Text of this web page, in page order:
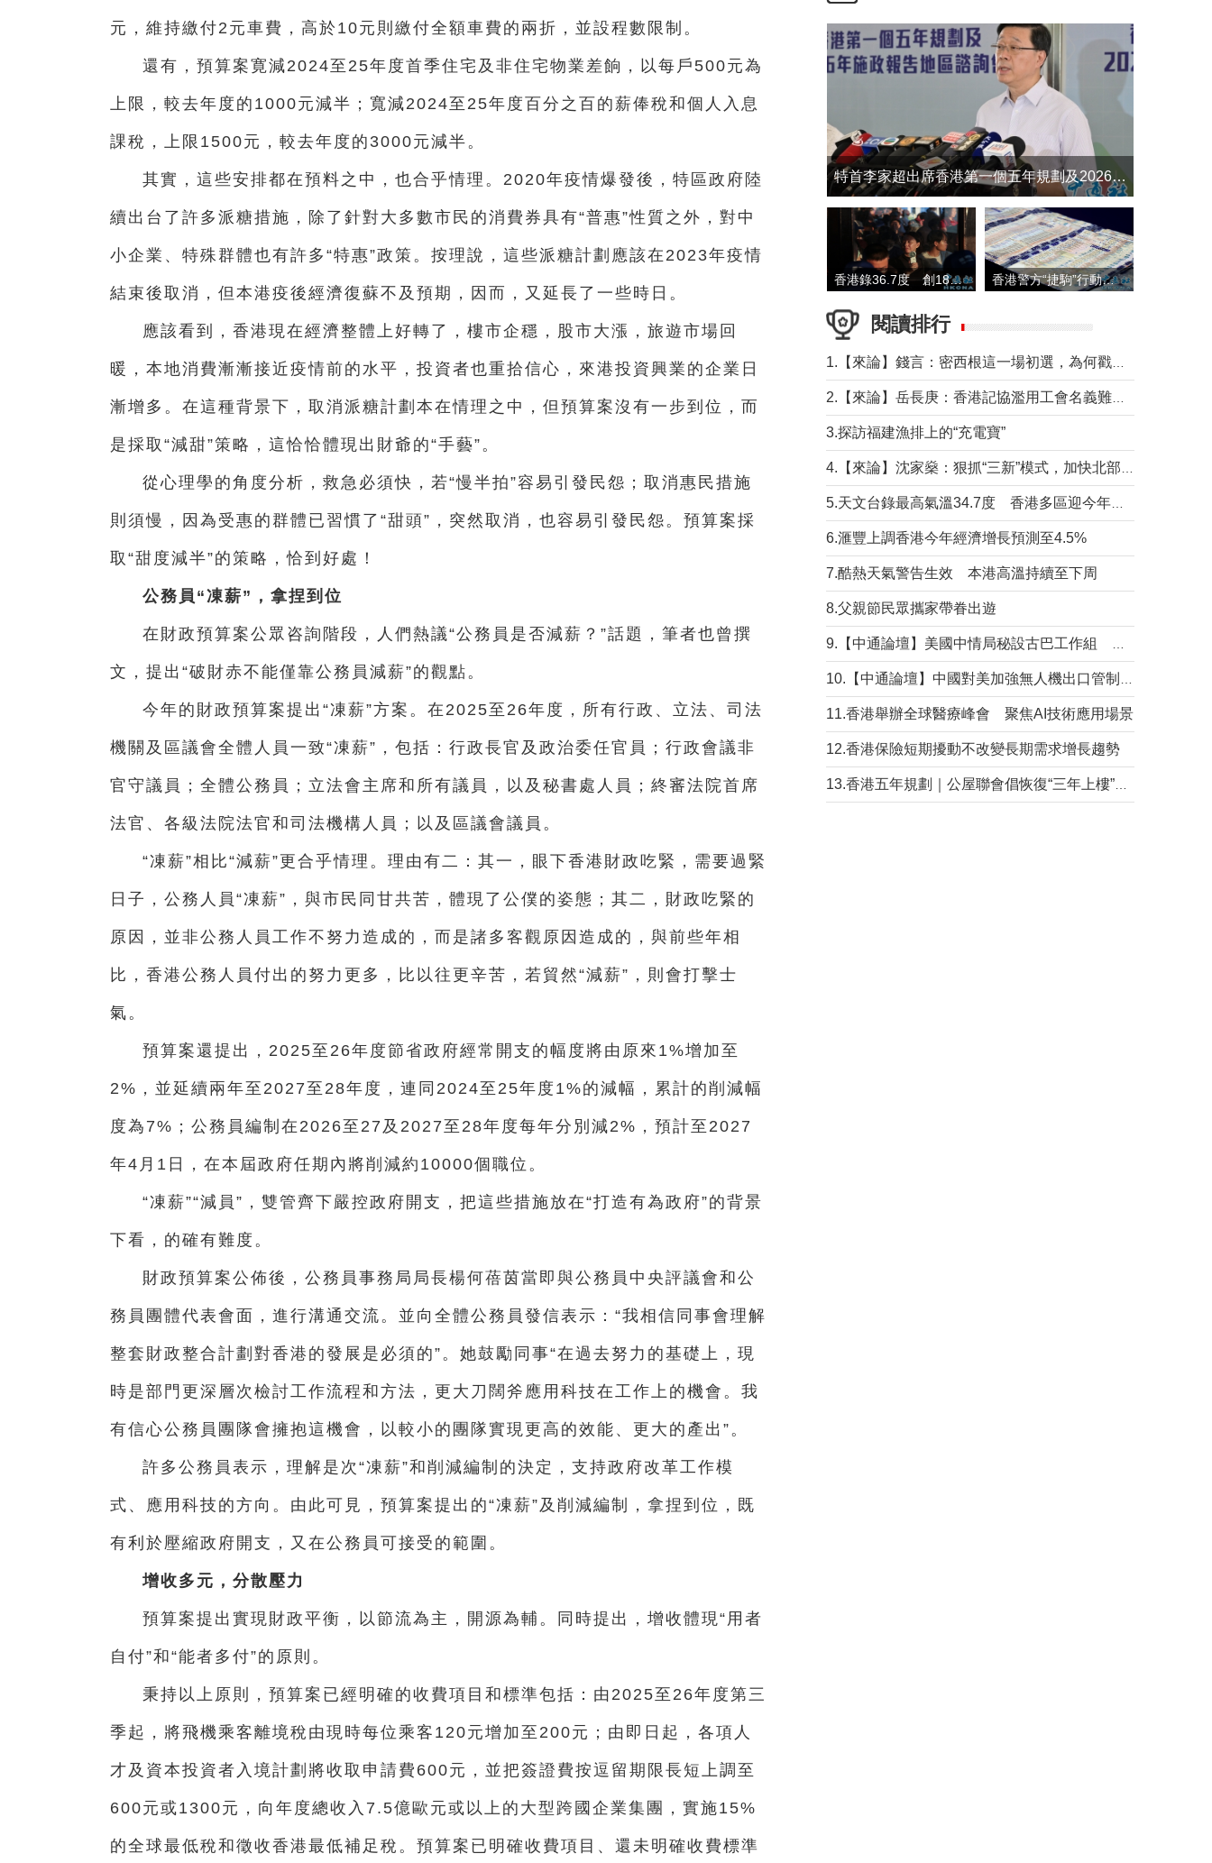
元，維持繳付2元車費，高於10元則繳付全額車費的兩折，並設程數限制。
還有，預算案寛減2024至25年度首季住宅及非住宅物業差餉，以每戶500元為
上限，較去年度的1000元減半；寬減2024至25年度百分之百的薪俸稅和個人入息
課稅，上限1500元，較去年度的3000元減半。
其實，這些安排都在預料之中，也合乎情理。2020年疫情爆發後，特區政府陸
續出台了許多派糖措施，除了針對大多數市民的消費券具有“普惠”性質之外，對中
小企業、特殊群體也有許多“特惠”政策。按理說，這些派糖計劃應該在2023年疫情
結束後取消，但本港疫後經濟復蘇不及預期，因而，又延長了一些時日。
應該看到，香港現在經濟整體上好轉了，樓市企穩，股市大漲，旅遊市場回
暖，本地消費漸漸接近疫情前的水平，投資者也重拾信心，來港投資興業的企業日
漸增多。在這種背景下，取消派糖計劃本在情理之中，但預算案沒有一步到位，而
是採取“減甜”策略，這恰恰體現出財爺的“手藝”。
從心理學的角度分析，救急必須快，若“慢半拍”容易引發民怨；取消惠民措施
則須慢，因為受惠的群體已習慣了“甜頭”，突然取消，也容易引發民怨。預算案採
取“甜度減半”的策略，恰到好處！
公務員“凍薪”，拿捏到位
在財政預算案公眾咨詢階段，人們熱議“公務員是否減薪？”話題，筆者也曾撰
文，提出“破財赤不能僅靠公務員減薪”的觀點。
今年的財政預算案提出“凍薪”方案。在2025至26年度，所有行政、立法、司法
機關及區議會全體人員一致“凍薪”，包括：行政長官及政治委任官員；行政會議非
官守議員；全體公務員；立法會主席和所有議員，以及秘書處人員；終審法院首席
法官、各級法院法官和司法機構人員；以及區議會議員。
“凍薪”相比“減薪”更合乎情理。理由有二：其一，眼下香港財政吃緊，需要過緊
日子，公務人員“凍薪”，與市民同甘共苦，體現了公僕的姿態；其二，財政吃緊的
原因，並非公務人員工作不努力造成的，而是諸多客觀原因造成的，與前些年相
比，香港公務人員付出的努力更多，比以往更辛苦，若貿然“減薪”，則會打擊士
氣。
預算案還提出，2025至26年度節省政府經常開支的幅度將由原來1%增加至
2%，並延續兩年至2027至28年度，連同2024至25年度1%的減幅，累計的削減幅
度為7%；公務員編制在2026至27及2027至28年度每年分別減2%，預計至2027
年4月1日，在本屆政府任期內將削減約10000個職位。
“凍薪”“減員”，雙管齊下嚴控政府開支，把這些措施放在“打造有為政府”的背景
下看，的確有難度。
財政預算案公佈後，公務員事務局局長楊何蓓茵當即與公務員中央評議會和公
務員團體代表會面，進行溝通交流。並向全體公務員發信表示：“我相信同事會理解
整套財政整合計劃對香港的發展是必須的”。她鼓勵同事“在過去努力的基礎上，現
時是部門更深層次檢討工作流程和方法，更大刀闊斧應用科技在工作上的機會。我
有信心公務員團隊會擁抱這機會，以較小的團隊實現更高的效能、更大的產出”。
許多公務員表示，理解是次“凍薪”和削減編制的決定，支持政府改革工作模
式、應用科技的方向。由此可見，預算案提出的“凍薪”及削減編制，拿捏到位，既
有利於壓縮政府開支，又在公務員可接受的範圍。
增收多元，分散壓力
預算案提出實現財政平衡，以節流為主，開源為輔。同時提出，增收體現“用者
自付”和“能者多付”的原則。
秉持以上原則，預算案已經明確的收費項目和標準包括：由2025至26年度第三
季起，將飛機乘客離境稅由現時每位乘客120元增加至200元；由即日起，各項人
才及資本投資者入境計劃將收取申請費600元，並把簽證費按逗留期限長短上調至
600元或1300元，向年度總收入7.5億歐元或以上的大型跨國企業集團，實施15%
的全球最低稅和徵收香港最低補足稅。預算案已明確收費項目、還未明確收費標準
​特首李家超出席香港第一個五年規劃及2026年《施政報告》地區諮詢會
香港錄36.7度 創1884年有紀錄以來最高溫 香港警方“捷駒”行動拘147人 涉洗黑錢逾6億元
閱讀排行
3.探訪福建漁排上的“充電寶”
6.滙豐上調香港今年經濟增長預測至4.5%
7.酷熱天氣警告生效 本港高溫持續至下周
8.父親節民眾攜家帶眷出遊
11.香港舉辦全球醫療峰會 聚焦AI技術應用場景
12.香港保險短期擾動不改變長期需求增長趨勢